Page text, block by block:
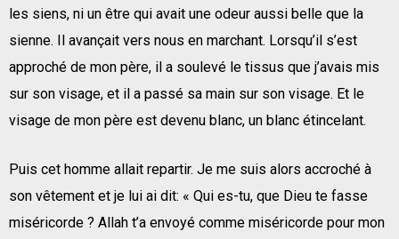
les siens, ni un être qui avait une odeur aussi belle que la
sienne. Il avançait vers nous en marchant. Lorsqu’il s’est
approché de mon père, il a soulevé le tissus que j’avais mis
sur son visage, et il a passé sa main sur son visage. Et le
visage de mon père est devenu blanc, un blanc étincelant.
Puis cet homme allait repartir. Je me suis alors accroché à
son vêtement et je lui ai dit: « Qui es-tu, que Dieu te fasse
miséricorde ? Allah t’a envoyé comme miséricorde pour mon